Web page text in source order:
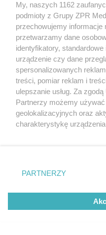
Wiata, która
Policzyliśmy, ile
carportu
My, naszych 1162
podmioty z Grupy ZPR
przechowujemy informacje
przetwarzamy dane
identyfikatory,
urządzenie czy dane
spersonalizowanych
treści, pomiar reklam i
ulepszanie usług. Za
Partnerzy możemy używać
geolokalizacyjnych oraz
charakterystykę
zmienić/wycofać klikając
znajdujący się w lewym
rodzaje przetwarzania
użytkownika, ale masz
przetwarzaniu. Preferencje
PARTNERZY